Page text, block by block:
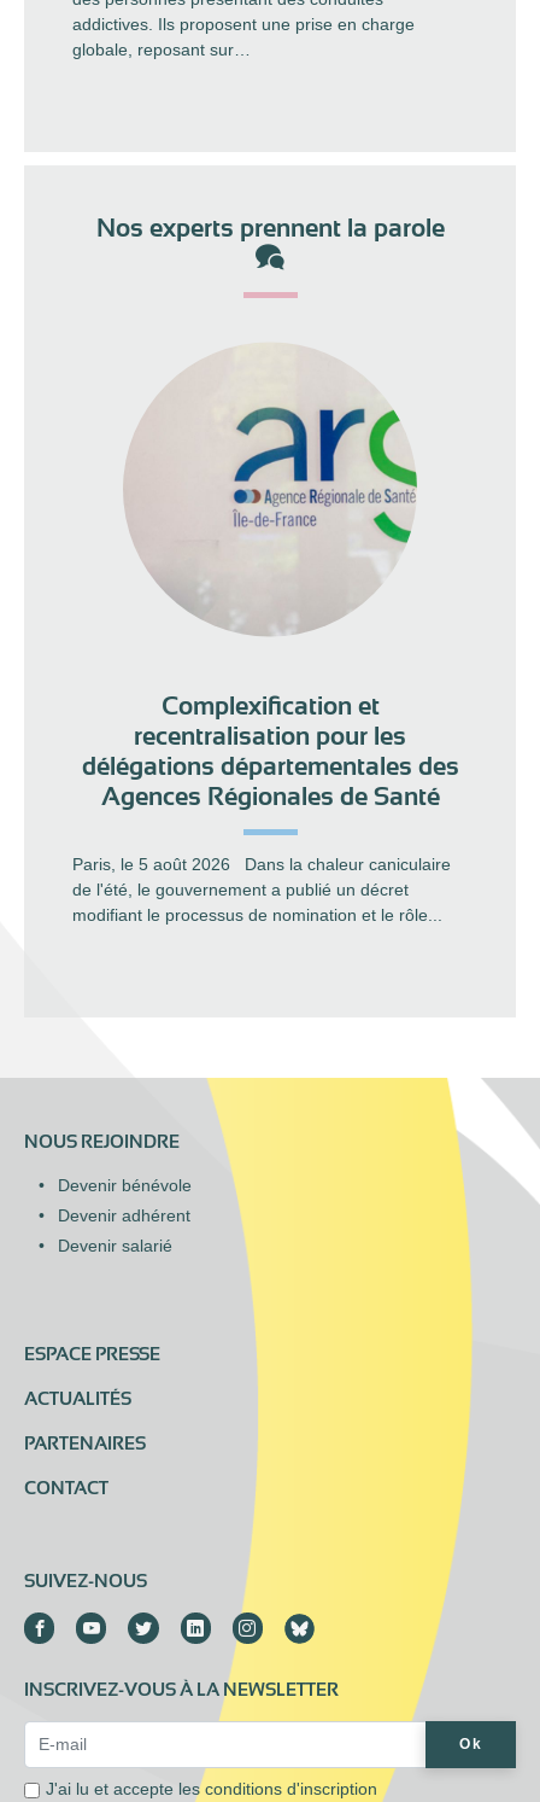
addictives. Ils proposent une prise en charge
globale, reposant sur…
Nos experts prennent la parole
Complexification et
recentralisation pour les
délégations départementales des
Agences Régionales de Santé
Paris, le 5 août 2026 Dans la chaleur caniculaire
de l'été, le gouvernement a publié un décret
modifiant le processus de nomination et le rôle...
NOUS REJOINDRE
Devenir bénévole
Devenir adhérent
Devenir salarié
ESPACE PRESSE
ACTUALITÉS
PARTENAIRES
CONTACT
SUIVEZ-NOUS
INSCRIVEZ-VOUS À LA NEWSLETTER
Email Address*
Ok
J'ai lu et accepte lesconditions d'inscription